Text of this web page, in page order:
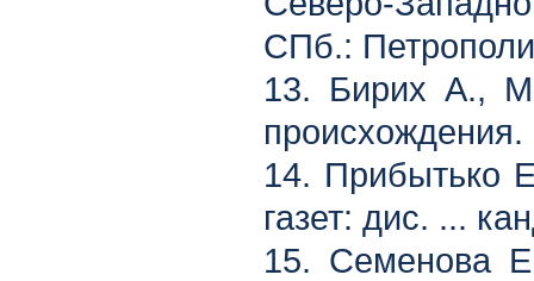
СПб.:
13. Бирих А.,
14. Прибытько
газет: дис. ...
15. Семенова